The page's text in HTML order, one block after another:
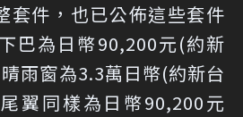
套件，也已公佈這些套件
巴為日幣90,200元(約新
雨窗為3.3萬日幣(約新台
翼同樣為日幣90,200元